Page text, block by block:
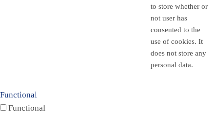
to store whether or
not user has
consented to the
use of cookies. It
does not store any
personal data.
Functional
Functional